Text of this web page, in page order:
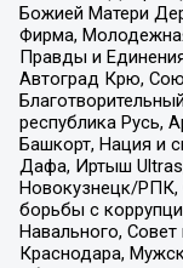
Божией Матери
Фирма,
Правды и
Автоград Крю,
республика Русь,
Башкорт, Нация и
Дафа, Иртыш
Новокузнецк/
борьбы с
Навального,
Краснодара,